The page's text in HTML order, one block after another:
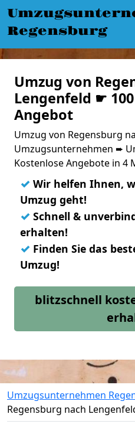
Regensburg
Umzug von
Lengenfeld ☛
Angebot
Umzug von Regensburg
Umzugsunternehmen ➨
Kostenlose Angebote in 4
✓ Wir helfen Ihnen,
Umzug geht!
✓ Schnell &
erhalten!
✓ Finden Sie das
Umzug!
blitzschnell
Umzugsunternehmen
Regensburg nach